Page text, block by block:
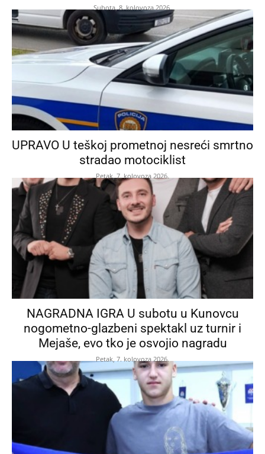
Subota, 8. kolovoza 2026.
UPRAVO U teškoj prometnoj nesreći smrtno
stradao motociklist
Petak, 7. kolovoza 2026.
NAGRADNA IGRA U subotu u Kunovcu
nogometno-glazbeni spektakl uz turnir i
Mejaše, evo tko je osvojio nagradu
Petak, 7. kolovoza 2026.